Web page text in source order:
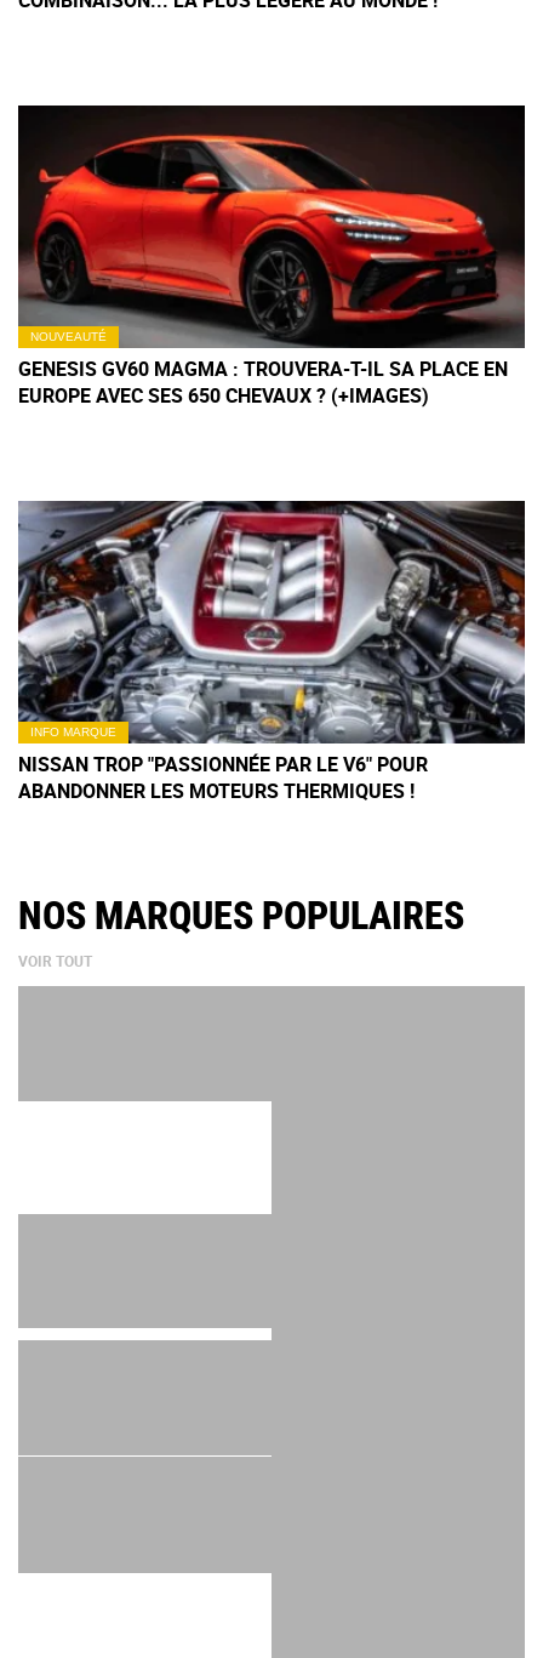
NOUVEAUTÉ
GENESIS GV60 MAGMA : TROUVERA-T-IL SA PLACE EN
EUROPE AVEC SES 650 CHEVAUX ? (+IMAGES)
INFO MARQUE
NISSAN TROP "PASSIONNÉE PAR LE V6" POUR
ABANDONNER LES MOTEURS THERMIQUES !
NOS MARQUES POPULAIRES
VOIR TOUT